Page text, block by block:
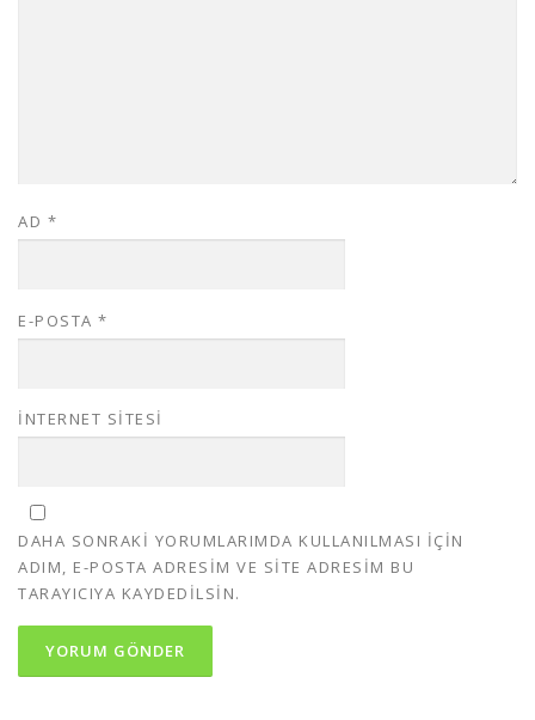
AD *
E-POSTA *
İNTERNET SITESI
DAHA SONRAKI YORUMLARIMDA KULLANILMASI IÇIN
ADIM, E-POSTA ADRESIM VE SITE ADRESIM BU
TARAYICIYA KAYDEDILSIN.